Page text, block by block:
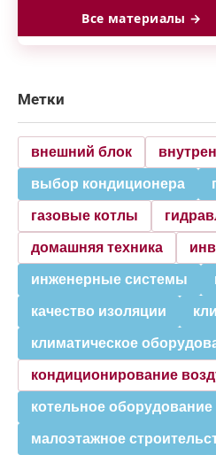
Все материалы →
Метки
внешний блок
выбор кондиционера
газовые котлы
домашняя техника
инженерные системы
качество изоляции
климатическое
кондиционирование
котельное оборудование
малоэтажное